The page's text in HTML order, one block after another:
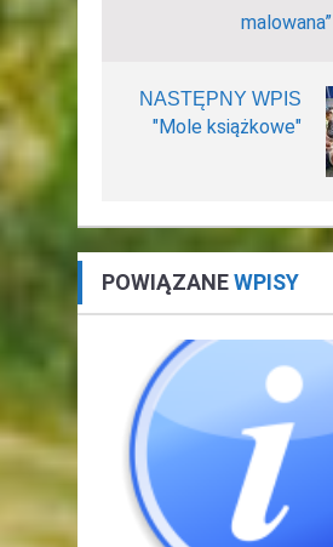
malowana”
NASTĘPNY WPIS
"Mole książkowe"
POWIĄZANEWPISY